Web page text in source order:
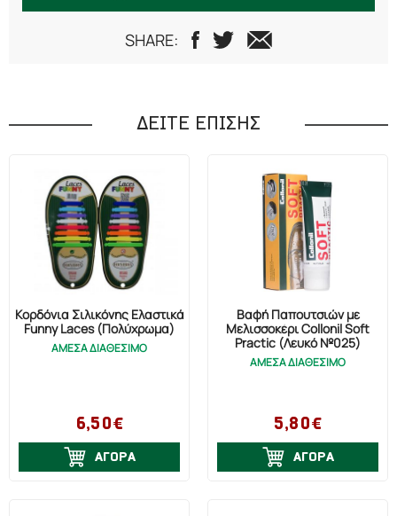
SHARE:
ΔΕΙΤΕ ΕΠΙΣΗΣ
Κορδόνια Σιλικόνης Ελαστικά
Funny Laces (Πολύχρωμα)
ΑΜΕΣΑ ΔΙΑΘΕΣΙΜΟ
6,50€
ΑΓΟΡΑ
Βαφή Παπουτσιών με
Μελισσοκέρι Collonil Soft
Practic (Λευκό №025)
ΑΜΕΣΑ ΔΙΑΘΕΣΙΜΟ
5,80€
ΑΓΟΡΑ